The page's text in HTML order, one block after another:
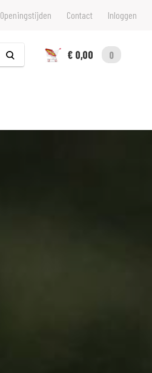
Openingstijden Contact Inloggen
€ 0,00
0